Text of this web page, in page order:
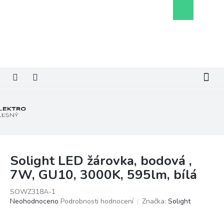
košík
Solight LED žárovka, bodová ,
7W, GU10, 3000K, 595lm, bílá
SOWZ318A-1
Průměrné
Neohodnoceno Podrobnosti hodnocení Značka: Solight